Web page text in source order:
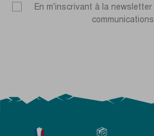
En m'inscrivant à la